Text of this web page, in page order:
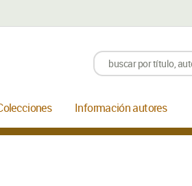
Información autores